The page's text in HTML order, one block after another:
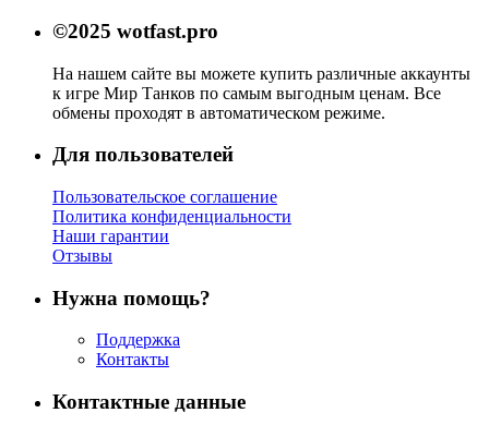
©2025 wotfast.pro
На нашем сайте вы можете купить различные аккаунты
к игре Мир Танков по самым выгодным ценам. Все
обмены проходят в автоматическом режиме.
Для пользователей
Пользовательское соглашение
Политика конфиденциальности
Наши гарантии
Отзывы
Нужна помощь?
Поддержка
Контакты
Контактные данные